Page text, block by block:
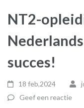
NT2-
succes!
18 feb,2024
Geef een reactie